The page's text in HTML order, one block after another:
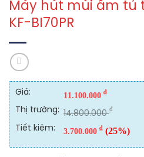
Máy hút mùi âm tủ
KF-BI70PR
Giá: 11.100.000 ₫
Thị trường: 14.800.000₫
Tiết kiệm: 3.700.000 ₫ (25%)